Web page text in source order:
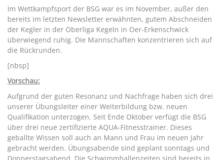
Im Wettkampfsport der BSG war es im November, außer den
bereits im letzten Newsletter erwähnten, gutem Abschneiden
der Kegler in der Oberliga Kegeln in Oer-Erkenschwick
überwiegend ruhig. Die Mannschaften konzentrieren sich auf
die Rückrunden.
[nbsp]
Vorschau:
Aufgrund der guten Resonanz und Nachfrage haben sich drei
unserer Übungsleiter einer Weiterbildung bzw. neuen
Qualifikation unterzogen. Seit Ende Oktober verfügt die BSG
über drei neue zertifizierte AQUA-Fitnesstrainer. Dieses
geballte Wissen soll auch an Mann und Frau im neuen Jahr
gebracht werden. Übungsabende sind geplant sonntags und